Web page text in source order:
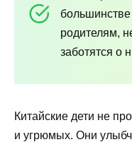
родителям,
заботятся о
Китайские дети не
и угрюмых. Они